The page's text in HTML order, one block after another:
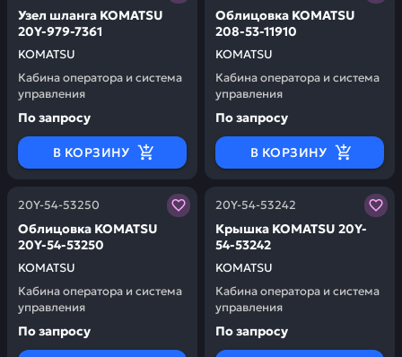
KOMATSU
Узел шланга KOMATSU
20Y-979-7361
Кабина оператора и система
управления
По запросу
В КОРЗИНУ
KOMATSU
Облицовка KOMATSU
208-53-11910
Кабина оператора и система
управления
По запросу
В КОРЗИНУ
20Y-54-53250
KOMATSU
Облицовка KOMATSU
20Y-54-53250
Кабина оператора и система
управления
Заказывая запчасти у нас, вы получаете гарантию
По запросу
20Y-54-53242
KOMATSU
Крышка KOMATSU 20Y-
54-53242
Кабина оператора и система
управления
Заказывая запчасти у
По запросу